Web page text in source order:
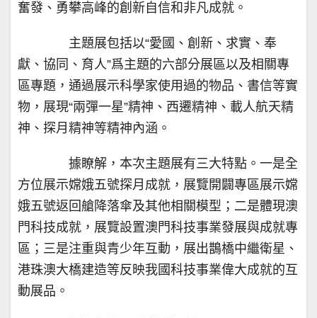
奮發、勇攀高峰的創新自信和非凡成就。
主題展包括以“愛國、創新、求實、奉
獻、協同、育人”爲主題的六部分展區以及相關專
區專題，通過展示科學家使用過的物品、書信等實
物，展現“兩彈一星”精神、西遷精神、載人航天精
神、探月精神等精神內涵。
據瞭解，本次主題展有三大特點。一是全
方位展示嫦娥五號探月成就，展覽開闢專區展示嫦
娥五號返回艙降落傘及其他相關模型；二是體現澳
門科技成就，展覽設置澳門科技事業發展與成就專
區；三是注重與青少年互動，展出鵲橋中繼衛星、
港珠澳大橋建造等反映我國科技事業偉大成就的互
動展品。